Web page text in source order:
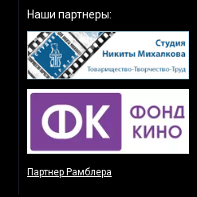
Наши партнеры:
Партнер Рамблера